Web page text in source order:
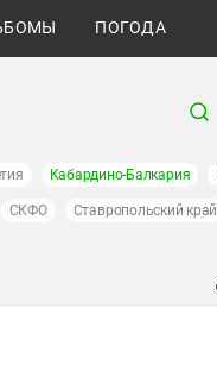
ПОГОДА
Кабардино-Балкария
СКФО Ставропольский край